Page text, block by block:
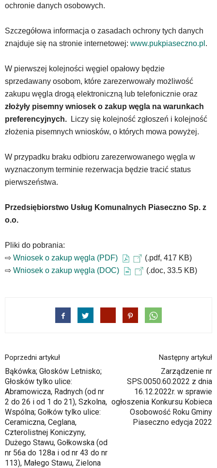
ochronie danych osobowych.
Szczegółowa informacja o zasadach ochrony tych danych
znajduje się na stronie internetowej: www.pukpiaseczno.pl .
W pierwszej kolejności węgiel opałowy będzie
sprzedawany osobom, które zarezerwowały możliwość
zakupu węgla drogą elektroniczną lub telefonicznie oraz
złożyły pisemny wniosek o zakup węgla na warunkach
preferencyjnych. Liczy się kolejność zgłoszeń i kolejność
złożenia pisemnych wniosków, o których mowa powyżej.
W przypadku braku odbioru zarezerwowanego węgla w
wyznaczonym terminie rezerwacja będzie tracić status
pierwszeństwa.
Przedsiębiorstwo Usług Komunalnych Piaseczno Sp. z
o.o.
Pliki do pobrania:
⇨ Wniosek o zakup węgla (PDF)
(.pdf, 417 KB)
⇨ Wniosek o zakup węgla (DOC) (.doc, 33.5 KB)
Poprzedni artykuł
Bąkówka; Głosków Letnisko;
Głosków tylko ulice:
Abramowicza, Radnych (od nr
2 do 26 i od 1 do 21), Szkolna,
Wspólna; Gołków tylko ulice:
Ceramiczna, Ceglana,
Czterolistnej Koniczyny,
Dużego Stawu, Gołkowska (od
nr 56a do 128a i od nr 43 do nr
113), Małego Stawu, Zielona
Następny artykuł
Zarządzenie nr
SPS.0050.60.2022 z dnia
16.12.2022r. w sprawie
ogłoszenia Konkursu Kobieca
Osobowość Roku Gminy
Piaseczno edycja 2022